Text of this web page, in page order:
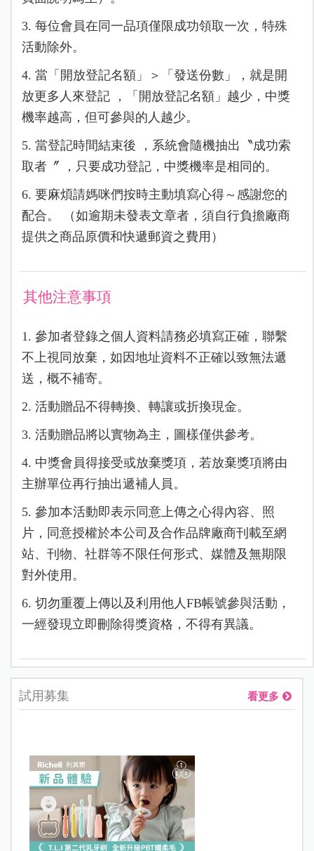
3. 每位會員在同一品項僅限成功領取一次，特殊
活動除外。
4. 當「開放登記名額」＞「發送份數」，就是開
放更多人來登記 ，「開放登記名額」越少，中獎
機率越高，但可參與的人越少。
5. 當登記時間結束後 ，系統會隨機抽出〝成功索
取者〞 ，只要成功登記，中獎機率是相同的。
6. 要麻煩請媽咪們按時主動填寫心得～感謝您的
配合。 （如逾期未發表文章者，須自行負擔廠商
提供之商品原價和快遞郵資之費用）
其他注意事項
1. 參加者登錄之個人資料請務必填寫正確，聯繫
不上視同放棄，如因地址資料不正確以致無法遞
送，概不補寄。
2. 活動贈品不得轉換、轉讓或折換現金。
3. 活動贈品將以實物為主，圖樣僅供參考。
4. 中獎會員得接受或放棄獎項，若放棄獎項將由
主辦單位再行抽出遞補人員。
5. 參加本活動即表示同意上傳之心得內容、照
片，同意授權於本公司及合作品牌廠商刊載至網
站、刊物、社群等不限任何形式、媒體及無期限
對外使用。
6. 切勿重覆上傳以及利用他人FB帳號參與活動，
一經發現立即刪除得獎資格，不得有異議。
試用募集 看更多